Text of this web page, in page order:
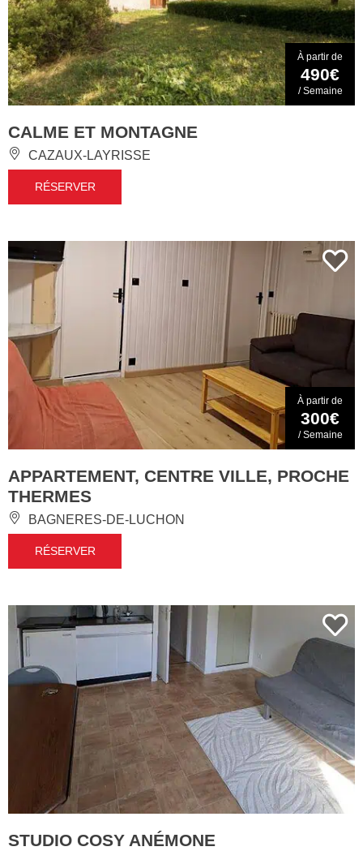
À partir de
490€
/ Semaine
CALME ET MONTAGNE
CAZAUX-LAYRISSE
RÉSERVER
À partir de
300€
/ Semaine
APPARTEMENT, CENTRE VILLE, PROCHE
THERMES
BAGNERES-DE-LUCHON
RÉSERVER
STUDIO COSY ANÉMONE